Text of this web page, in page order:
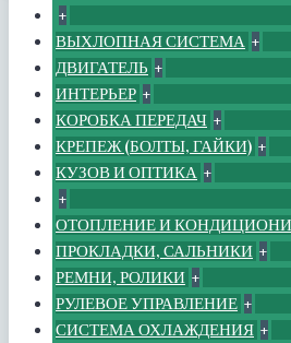
+
ВЫХЛОПНАЯ СИСТЕМА +
ДВИГАТЕЛЬ +
ИНТЕРЬЕР +
КОРОБКА ПЕРЕДАЧ +
КРЕПЕЖ (БОЛТЫ, ГАЙКИ) +
КУЗОВ И ОПТИКА +
+
ОТОПЛЕНИЕ И
ПРОКЛАДКИ, САЛЬНИКИ +
РЕМНИ, РОЛИКИ +
РУЛЕВОЕ УПРАВЛЕНИЕ +
СИСТЕМА ОХЛАЖДЕНИЯ +